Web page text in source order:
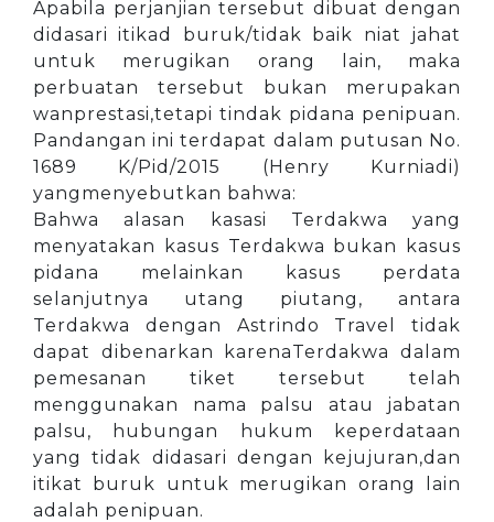
Apabila perjanjian tersebut dibuat dengan
didasari itikad buruk/tidak baik niat jahat
untuk merugikan orang lain, maka
perbuatan tersebut bukan merupakan
wanprestasi,tetapi tindak pidana penipuan.
Pandangan ini terdapat dalam putusan No.
1689 K/Pid/2015 (Henry Kurniadi)
yangmenyebutkan bahwa:
Bahwa alasan kasasi Terdakwa yang
menyatakan kasus Terdakwa bukan kasus
pidana melainkan kasus perdata
selanjutnya utang piutang, antara
Terdakwa dengan Astrindo Travel tidak
dapat dibenarkan karenaTerdakwa dalam
pemesanan tiket tersebut telah
menggunakan nama palsu atau jabatan
palsu, hubungan hukum keperdataan
yang tidak didasari dengan kejujuran,dan
itikat buruk untuk merugikan orang lain
adalah penipuan.